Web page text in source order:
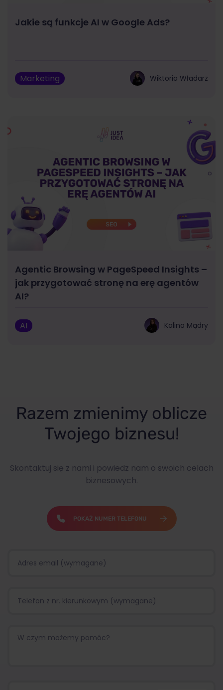
Jakie są funkcje AI w Google Ads?
Marketing Wiktoria Władarz
Agentic Browsing w PageSpeed Insights –
jak przygotować stronę na erę agentów
AI?
AI Kalina Mądry
Razem zmienimy oblicze
Twojego biznesu!
Skontaktuj się z nami i powiedz nam o swoich celach
biznesowych.
POKAŻ NUMER TELEFONU